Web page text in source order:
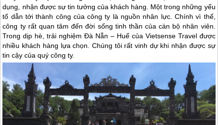
dụng, nhận được sự tin tưởng của khách hàng. Một trong những yếu
tố dẫn tới thành công của công ty là nguồn nhân lực. Chính vì thế,
công ty rất quan tâm đến đời sống tinh thần của cán bộ nhân viên.
Trong dịp hè, trải nghiệm Đà Nẵn – Huếcủa Vietsense Travel được
nhiều khách hàng lựa chọn. Chúng tôi rất vinh dự khi nhận được sự
tin cậy của quý công ty.